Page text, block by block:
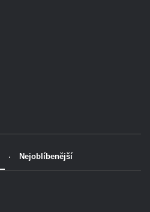
Nejoblíbenější